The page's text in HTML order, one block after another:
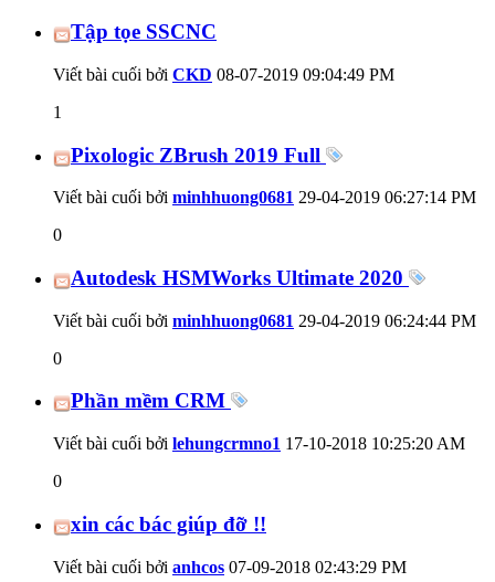
Tập tọe SSCNC
Viết bài cuối bởi CKD 08-07-2019 09:04:49 PM
1
Pixologic ZBrush 2019 Full
Viết bài cuối bởi minhhuong0681 29-04-2019 06:27:14 PM
0
Autodesk HSMWorks Ultimate 2020
Viết bài cuối bởi minhhuong0681 29-04-2019 06:24:44 PM
0
Phần mềm CRM
Viết bài cuối bởi lehungcrmno1 17-10-2018 10:25:20 AM
0
xin các bác giúp đỡ !!
Viết bài cuối bởi anhcos 07-09-2018 02:43:29 PM